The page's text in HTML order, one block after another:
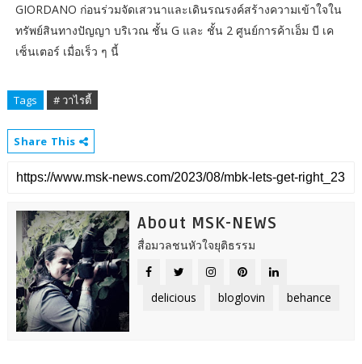
GIORDANO ก่อนร่วมจัดเสวนาและเดินรณรงค์สร้างความเข้าใจใน
ทรัพย์สินทางปัญญา บริเวณ ชั้น G และ ชั้น 2 ศูนย์การค้าเอ็ม บี เค
เซ็นเตอร์ เมื่อเร็ว ๆ นี้
Tags # วาไรตี้
Share This
About MSK-NEWS
สื่อมวลชนหัวใจยุติธรรม
delicious bloglovin behance